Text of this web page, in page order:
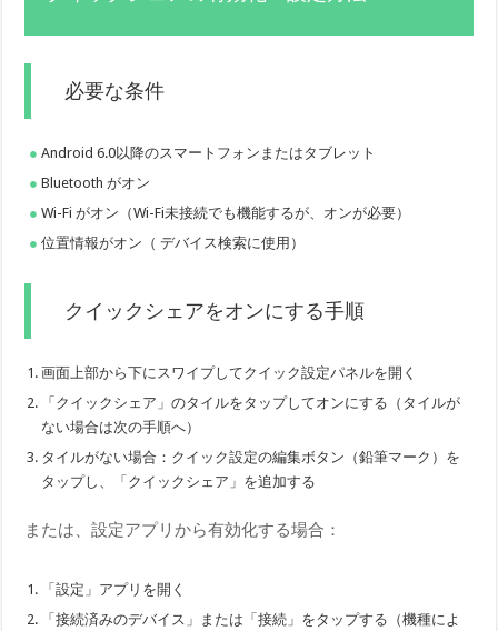
必要な条件
Android 6.0以降のスマートフォンまたはタブレット
Bluetooth がオン
Wi-Fi がオン（Wi-Fi未接続でも機能するが、オンが必要）
位置情報がオン（ デバイス検索に使用）
クイックシェアをオンにする手順
画面上部から下にスワイプしてクイック設定パネルを開く
「クイックシェア」のタイルをタップしてオンにする（タイルが
ない場合は次の手順へ）
タイルがない場合：クイック設定の編集ボタン（鉛筆マーク）を
タップし、「クイックシェア」を追加する
または、設定アプリから有効化する場合：
「設定」アプリを開く
「接続済みのデバイス」または「接続」をタップする（機種によ